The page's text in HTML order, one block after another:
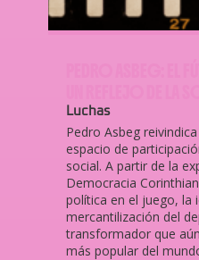
Luchas
Pedro Asbeg
espacio de
social. A partir de la
Democracia
política en el juego, la
mercantilización del
transformador que
más popular del